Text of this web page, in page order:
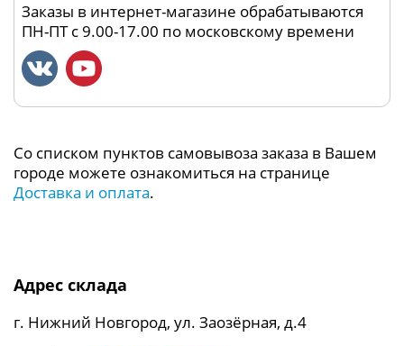
Заказы в интернет-магазине обрабатываются
ПН-ПТ с 9.00-17.00 по московскому времени
Со списком пунктов самовывоза заказа в Вашем
городе можете ознакомиться на странице
Доставка и оплата.
Адрес склада
г. Нижний Новгород, ул. Заозёрная, д.4